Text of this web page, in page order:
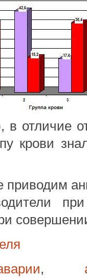
в отличие
крови
приводим
,